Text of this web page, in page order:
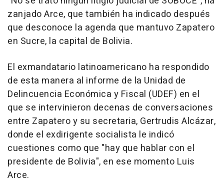
zanjado Arce, que también ha indicado después
que desconoce la agenda que mantuvo Zapatero
en Sucre, la capital de Bolivia.
El exmandatario latinoamericano ha respondido
de esta manera al informe de la Unidad de
Delincuencia Económica y Fiscal (UDEF) en el
que se intervinieron decenas de conversaciones
entre Zapatero y su secretaria, Gertrudis Alcázar,
donde el exdirigente socialista le indicó
cuestiones como que "hay que hablar con el
presidente de Bolivia", en ese momento Luis
Arce.